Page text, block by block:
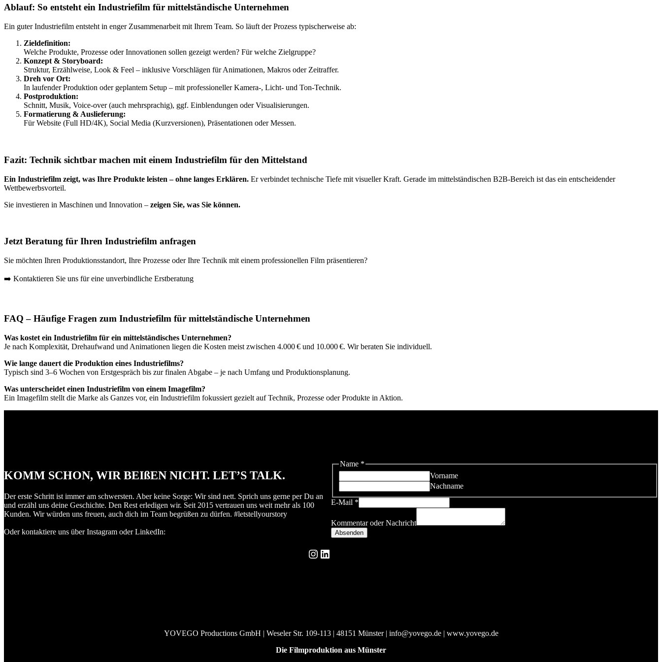
Ablauf: So entsteht ein Industriefilm für mittelständische Unternehmen
Ein guter Industriefilm entsteht in enger Zusammenarbeit mit Ihrem Team. So läuft der Prozess typischerweise ab:
Zieldefinition:
Welche Produkte, Prozesse oder Innovationen sollen gezeigt werden? Für welche Zielgruppe?
Konzept & Storyboard:
Struktur, Erzählweise, Look & Feel – inklusive Vorschlägen für Animationen, Makros oder Zeitraffer.
Dreh vor Ort:
In laufender Produktion oder geplantem Setup – mit professioneller Kamera-, Licht- und Ton-Technik.
Postproduktion:
Schnitt, Musik, Voice-over (auch mehrsprachig), ggf. Einblendungen oder Visualisierungen.
Formatierung & Auslieferung:
Für Website (Full HD/4K), Social Media (Kurzversionen), Präsentationen oder Messen.
Fazit: Technik sichtbar machen mit einem Industriefilm für den Mittelstand
Ein Industriefilm zeigt, was Ihre Produkte leisten – ohne langes Erklären. Er verbindet technische Tiefe mit visueller Kraft. Gerade im mittelständischen B2B-Bereich ist das ein entscheidender
Wettbewerbsvorteil.
Sie investieren in Maschinen und Innovation – zeigen Sie, was Sie können.
Jetzt Beratung für Ihren Industriefilm anfragen
Sie möchten Ihren Produktionsstandort, Ihre Prozesse oder Ihre Technik mit einem professionellen Film präsentieren?
➡️ Kontaktieren Sie uns für eine unverbindliche Erstberatung
FAQ – Häufige Fragen zum Industriefilm für mittelständische Unternehmen
Was kostet ein Industriefilm für ein mittelständisches Unternehmen?
Je nach Komplexität, Drehaufwand und Animationen liegen die Kosten meist zwischen 4.000 € und 10.000 €. Wir beraten Sie individuell.
Wie lange dauert die Produktion eines Industriefilms?
Typisch sind 3–6 Wochen von Erstgespräch bis zur finalen Abgabe – je nach Umfang und Produktionsplanung.
Was unterscheidet einen Industriefilm von einem Imagefilm?
Ein Imagefilm stellt die Marke als Ganzes vor, ein Industriefilm fokussiert gezielt auf Technik, Prozesse oder Produkte in Aktion.
KOMM SCHON, WIR BEIßEN NICHT. LET’S TALK.
Der erste Schritt ist immer am schwersten. Aber keine Sorge: Wir sind nett. Sprich uns gerne per Du an
und erzähl uns deine Geschichte. Den Rest erledigen wir. Seit 2015 vertrauen uns weit mehr als 100
Kunden. Wir würden uns freuen, auch dich im Team begrüßen zu dürfen. #letstellyourstory
Oder kontaktiere uns über Instagram oder LinkedIn:
Instagram LinkedIn
Name *
Vorname
Nachname
E-Mail *
Kommentar oder Nachricht
Absenden
YOVEGO Productions GmbH | Weseler Str. 109-113 | 48151 Münster | info@yovego.de | www.yovego.de
Die Filmproduktion aus Münster